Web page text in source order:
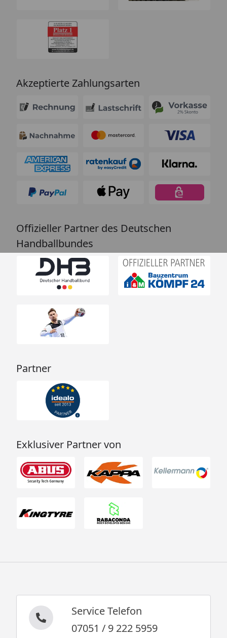
Akzeptierte Zahlungsarten
Offizieller Partner des Deutschen
Handballbundes
Partner
Exklusiver Partner von
Service Telefon
07051 / 9 222 5959